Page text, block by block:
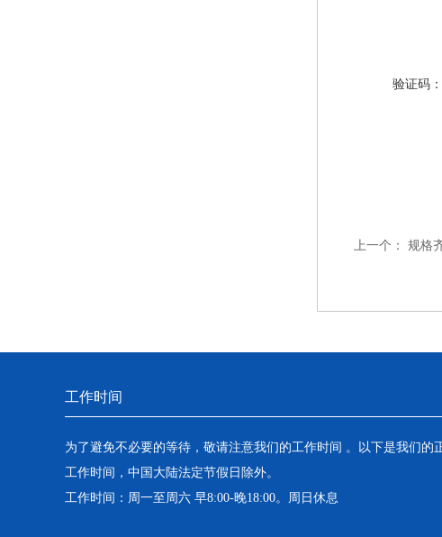
验证码：
上一个：
规格
工作时间
为了避免不必要的等待，敬请注意我们的工作时间 。以下是我们的
工作时间，中国大陆法定节假日除外。
工作时间：周一至周六 早8:00-晚18:00。周日休息